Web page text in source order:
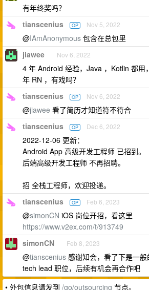
有年终奖吗？
tianscenius OP Nov 5, 2022
@IAmAnonymous 包含在总包里
jiawee Nov 6, 2022
4 年 Android 经验，Java ，Kotlin 都用
年 RN ，有戏吗？
tianscenius OP Nov 6, 2022
@jiawee 看了简历才知道符不符合
tianscenius OP Dec 6, 2022
2022-12-06 更新：
Android App 高级开发工程师 已招到。
后端高级开发工程师 不再招聘。
招 全栈工程师，欢迎投递。
tianscenius OP Feb 6, 2023
@simonCN iOS 岗位开招，看这里
https://www.v2ex.com/t/913749
simonCN Feb 8, 2023
@tianscenius 感谢知会，看了下是一
tech lead 职位，后续有机会再合作吧
• 外包信息请发到 /go/outsourcing 节点。